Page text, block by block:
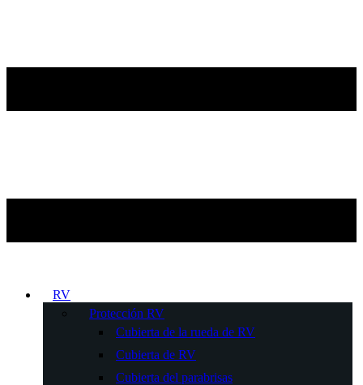
RV
Protección RV
Cubierta de la rueda de RV
Cubierta de RV
Cubierta del parabrisas